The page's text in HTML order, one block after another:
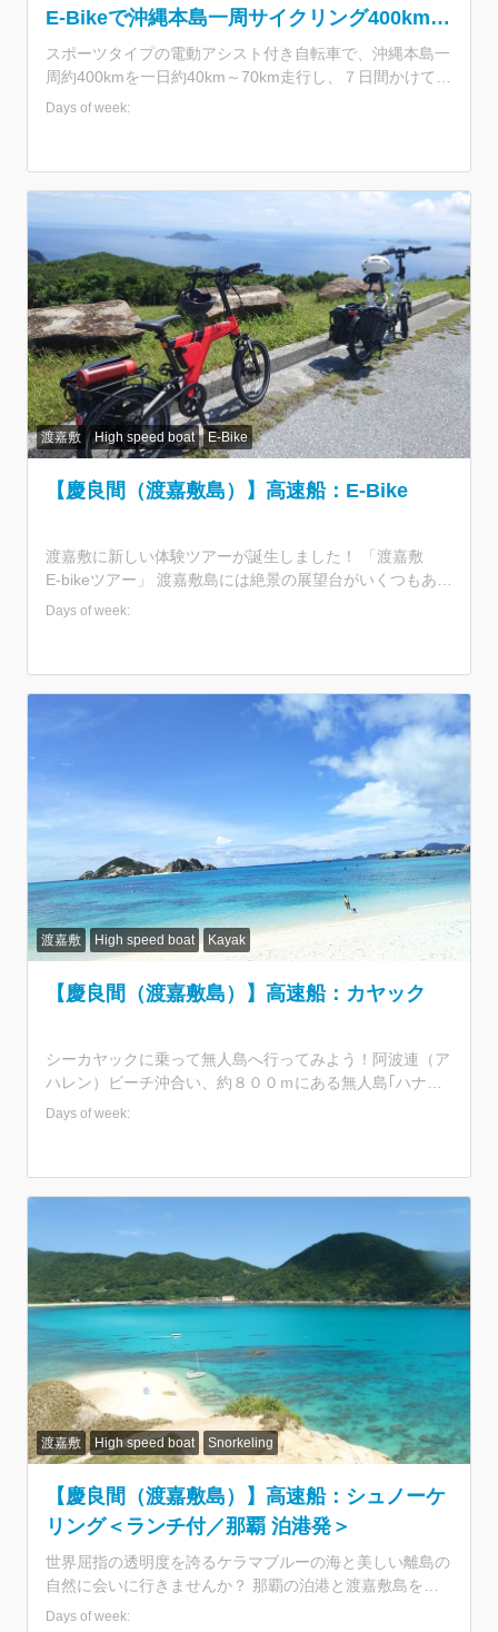
E-Bikeで沖縄本島一周サイクリング400km 7
日間の旅 （現地集合）
スポーツタイプの電動アシスト付き自転車で、沖縄本島一
周約400kmを一日約40km～70km走行し、７日間かけて制
覇します。 サイクリングでは、ガイドさんが道案内を行
島を一周するコースで、海や自然の景色、美味しいお食
事、地元の方々との交流など、沖縄をまるごと楽しめるツ
------------------ ツアー期間：2024年1月13日（土）～1月
19日（金） 募集人数：定員10名 最少催行人数：5名 ------
----------------------------------------------------------------------
旅行企画・実施 株式会社ジャンボツアーズ 〒900-0015
沖縄県那覇市久茂地2-15-10 久茂地BKビル TEL：098-
917-5575 観光庁長官登録旅行業第1-1374号 ※お申し込み
の際、下記旅行条件書＜全文記載＞を必ずご参照くださ
い。 旅行条件書について
https://www.jumbotours.co.jp/company/yakkan/ 旅行約款
について
yakkan/
Days of week:
渡嘉敷 High speed boat E-Bike
【慶良間（渡嘉敷島）】高速船：E-Bike
渡嘉敷に新しい体験ツアーが誕生しました！ 「渡嘉敷
E-bikeツアー」 渡嘉敷島には絶景の展望台がいくつもある
うえに、展望台と名がつかない絶景ポイントもたくさん存
は、離れた位置にある３つの集落と、それをつなぐアップ
ダウンの激しい島の地形にありました。 自力での移動が
あまり簡単ではないため、主要なビーチ以外は訪れていな
送迎車やレンタカー、レンタバイクが主な手段でした。
このE-bikeツアーは、その移動そのものをアクティビティ
ーにするという発想の転換から生まれました。 モーター
の力を借りるとはいえ自分で漕ぐことで進むE-bikeは、普
通の自転車では不可能と思われるような渡嘉敷の坂でもス
イスイと登ってくれます。 体を動かす心地よい感じと、
進んでいく爽快感、そこに慶良間の絶景が加わり未体験の
楽しさが味わえるツアーになっています。 早朝や夕焼け
の時間帯の気持ちよさは格別なものです。 段々と涼しい
いい秋の空気を感じながら走る気持ちよさが今から楽しみ
Days of week:
渡嘉敷 High speed boat Kayak
【慶良間（渡嘉敷島）】高速船：カヤック
シーカヤックに乗って無人島へ行ってみよう！阿波連（ア
ハレン）ビーチ沖合い、約８００ｍにある無人島｢ハナリ
島」をガイド付きのツアーならこのハナリ島の見所を案内
実際にカヤックに乗っていよいよ無人島へ！無人島に上陸
して、一息ついたら無人島探検に出発だ。ガイドが無人島
てや、自信のない人でも心配ない。初心者にはシュノーケ
リングの講習も行ってくれる。シュノーケリングではガイ
ドと一緒にメインのサカナ＆サンゴ礁ポイントへ行ってた
くさんの熱帯魚たちに会う事が出来る。 ツアーの時間は
３時間とお手ごろ。ガイド付きで安心に参加出来ます。
Days of week:
渡嘉敷 High speed boat Snorkeling
【慶良間（渡嘉敷島）】高速船：シュノーケ
リング＜ランチ付／那覇 泊港発＞
世界屈指の透明度を誇るケラマブルーの海と美しい離島の
自然に会いに行きませんか？ 那覇の泊港と渡嘉敷島を結
ぶフェリーチケットが付いた海水浴ツアーです。3歳から
Days of week: